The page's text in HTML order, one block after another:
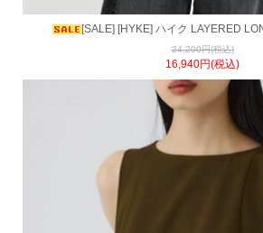
[SALE] [HYKE] ハイク LAYERED
24,200円(税込)
16,940円(税込)